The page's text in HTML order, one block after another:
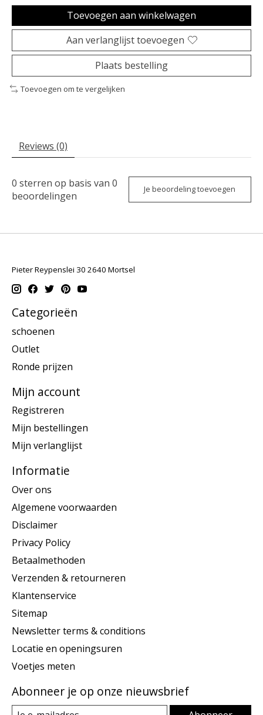
Toevoegen aan winkelwagen
Aan verlanglijst toevoegen
Plaats bestelling
Toevoegen om te vergelijken
Reviews (0)
0 sterren op basis van 0
beoordelingen
Je beoordeling toevoegen
Pieter Reypenslei 30 2640 Mortsel
Categorieën
schoenen
Outlet
Ronde prijzen
Mijn account
Registreren
Mijn bestellingen
Mijn verlanglijst
Informatie
Over ons
Algemene voorwaarden
Disclaimer
Privacy Policy
Betaalmethoden
Verzenden & retourneren
Klantenservice
Sitemap
Newsletter terms & conditions
Locatie en openingsuren
Voetjes meten
Abonneer je op onze nieuwsbrief